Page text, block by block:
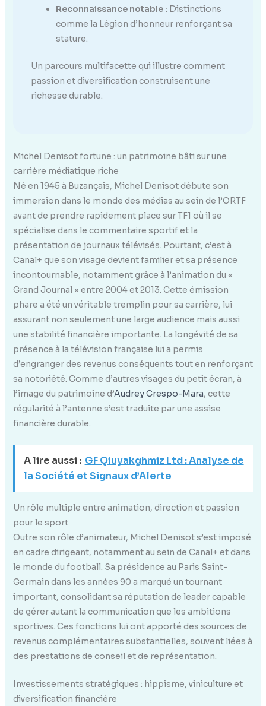
Reconnaissance notable : Distinctions
comme la Légion d’honneur renforçant sa
stature.
Un parcours multifacette qui illustre comment
passion et diversification construisent une
richesse durable.
Michel Denisot fortune : un patrimoine bâti sur une
carrière médiatique riche
Né en 1945 à Buzançais, Michel Denisot débute son
immersion dans le monde des médias au sein de l’ORTF
avant de prendre rapidement place sur TF1 où il se
spécialise dans le commentaire sportif et la
présentation de journaux télévisés. Pourtant, c’est à
Canal+ que son visage devient familier et sa présence
incontournable, notamment grâce à l’animation du «
Grand Journal » entre 2004 et 2013. Cette émission
phare a été un véritable tremplin pour sa carrière, lui
assurant non seulement une large audience mais aussi
une stabilité financière importante. La longévité de sa
présence à la télévision française lui a permis
d’engranger des revenus conséquents tout en renforçant
sa notoriété. Comme d’autres visages du petit écran, à
l’image du patrimoine d’Audrey Crespo-Mara, cette
régularité à l’antenne s’est traduite par une assise
financière durable.
A lire aussi : GF Qiuyakghmiz Ltd : Analyse de
la Société et Signaux d’Alerte
Un rôle multiple entre animation, direction et passion
pour le sport
Outre son rôle d’animateur, Michel Denisot s’est imposé
en cadre dirigeant, notamment au sein de Canal+ et dans
le monde du football. Sa présidence au Paris Saint-
Germain dans les années 90 a marqué un tournant
important, consolidant sa réputation de leader capable
de gérer autant la communication que les ambitions
sportives. Ces fonctions lui ont apporté des sources de
revenus complémentaires substantielles, souvent liées à
des prestations de conseil et de représentation.
Investissements stratégiques : hippisme, viniculture et
diversification financière